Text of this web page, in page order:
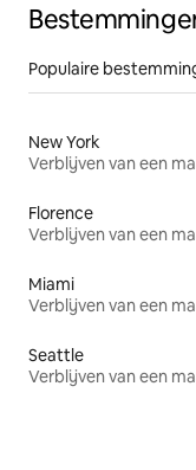
Populaire
New York
Verblijven van een
Florence
Verblijven van een
Miami
Verblijven van een
Seattle
Verblijven van een